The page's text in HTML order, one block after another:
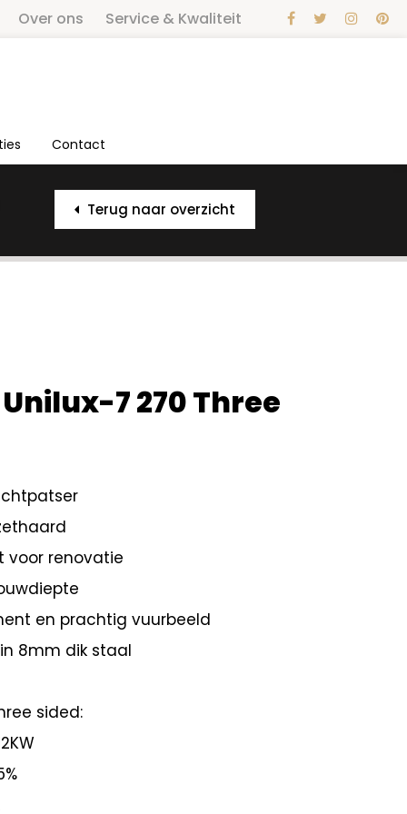
Over ons Service & Kwaliteit
Contact
Terug naar overzicht
7 270 Three
voor renovatie
en prachtig vuurbeeld
8mm dik staal
sided: